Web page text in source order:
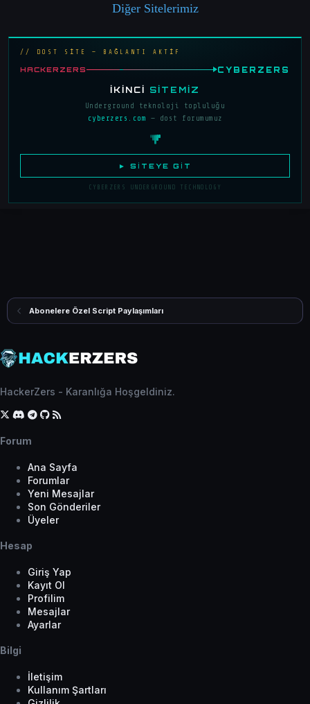
Diğer Sitelerimiz
// DOST SİTE — BAĞLANTI AKTİF
HACKERZERS CYBERZERS
İKINCI SITEMIZ
Underground teknoloji topluluğu
cyberzers.com — dost forumumuz
► SITEYE GIT
CYBERZERS UNDERGROUND TECHNOLOGY
Abonelere Özel Script Paylaşımları
HackerZers - Karanlığa Hoşgeldiniz.
Forum
Ana Sayfa
Forumlar
Yeni Mesajlar
Son Gönderiler
Üyeler
Hesap
Giriş Yap
Kayıt Ol
Profilim
Mesajlar
Ayarlar
Bilgi
İletişim
Kullanım Şartları